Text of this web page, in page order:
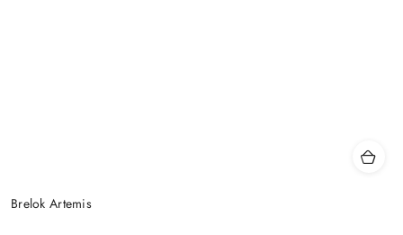
Brelok Artemis